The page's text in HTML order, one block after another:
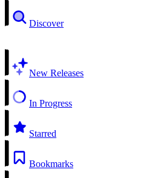
Discover
New Releases
In Progress
Starred
Bookmarks